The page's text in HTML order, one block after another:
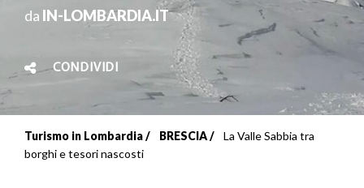
da IN-LOMBARDIA.IT
CONDIVIDI
Briciole
Turismo in Lombardia BRESCIA
La Valle Sabbia tra
borghi e tesori nascosti